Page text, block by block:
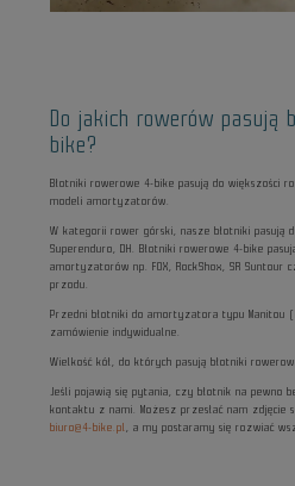
Do jakich rowerów pasują
bike?
Błotniki rowerowe 4-bike pasują do większości
modeli amortyzatorów.
W kategorii rower górski, nasze błotniki pasują
Superenduro, DH. Błotniki rowerowe 4-bike
amortyzatorów np. FOX, RockShox, SR Suntour
przodu.
Przedni błotniki do amortyzatora typu
zamówienie indywidualne.
Wielkość kół, do których pasują błotniki
Jeśli pojawią się pytania, czy błotnik na pewno
kontaktu z nami. Możesz przesłać nam zdjęcie
biuro@4-bike.pl, a my postaramy się rozwiać